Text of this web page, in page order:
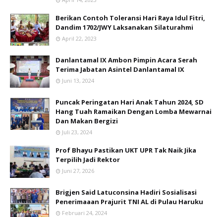
Berikan Contoh Toleransi Hari Raya Idul Fitri,
Dandim 1702/JWY Laksanakan Silaturahmi
April 22, 2023
Danlantamal IX Ambon Pimpin Acara Serah
Terima Jabatan Asintel Danlantamal IX
Juni 13, 2024
Puncak Peringatan Hari Anak Tahun 2024, SD
Hang Tuah Ramaikan Dengan Lomba Mewarnai
Dan Makan Bergizi
Juli 23, 2024
Prof Bhayu Pastikan UKT UPR Tak Naik Jika
Terpilih Jadi Rektor
Juni 27, 2026
Brigjen Said Latuconsina Hadiri Sosialisasi
Penerimaaan Prajurit TNI AL di Pulau Haruku
Februari 24, 2024